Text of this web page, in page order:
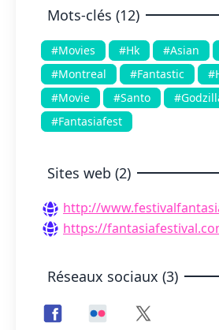
Mots-clés (12)
#Movies #Hk #Asian
#Montreal
#Fantastic
#Movie
#Santo
#Fantasiafest
Sites web (2)
http://
https://
Réseaux sociaux (3)